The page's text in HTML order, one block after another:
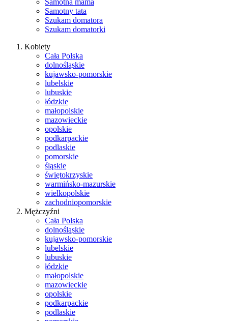
Samotna mama
Samotny tata
Szukam domatora
Szukam domatorki
Kobiety
Cała Polska
dolnośląskie
kujawsko-pomorskie
lubelskie
lubuskie
łódzkie
małopolskie
mazowieckie
opolskie
podkarpackie
podlaskie
pomorskie
śląskie
świętokrzyskie
warmińsko-mazurskie
wielkopolskie
zachodniopomorskie
Mężczyźni
Cała Polska
dolnośląskie
kujawsko-pomorskie
lubelskie
lubuskie
łódzkie
małopolskie
mazowieckie
opolskie
podkarpackie
podlaskie